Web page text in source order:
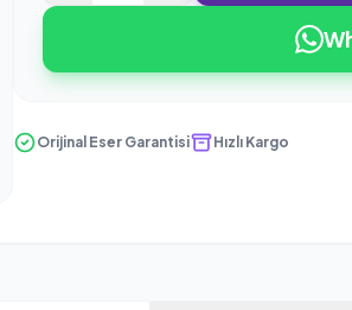
Orijinal Eser Garantisi Hızlı Kargo